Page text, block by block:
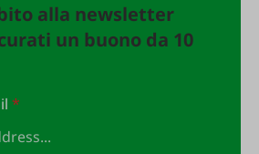
alla newsletter
un buono da 10
*